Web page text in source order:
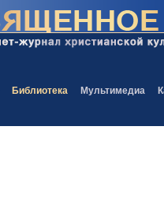
Библиотека Мультимедиа